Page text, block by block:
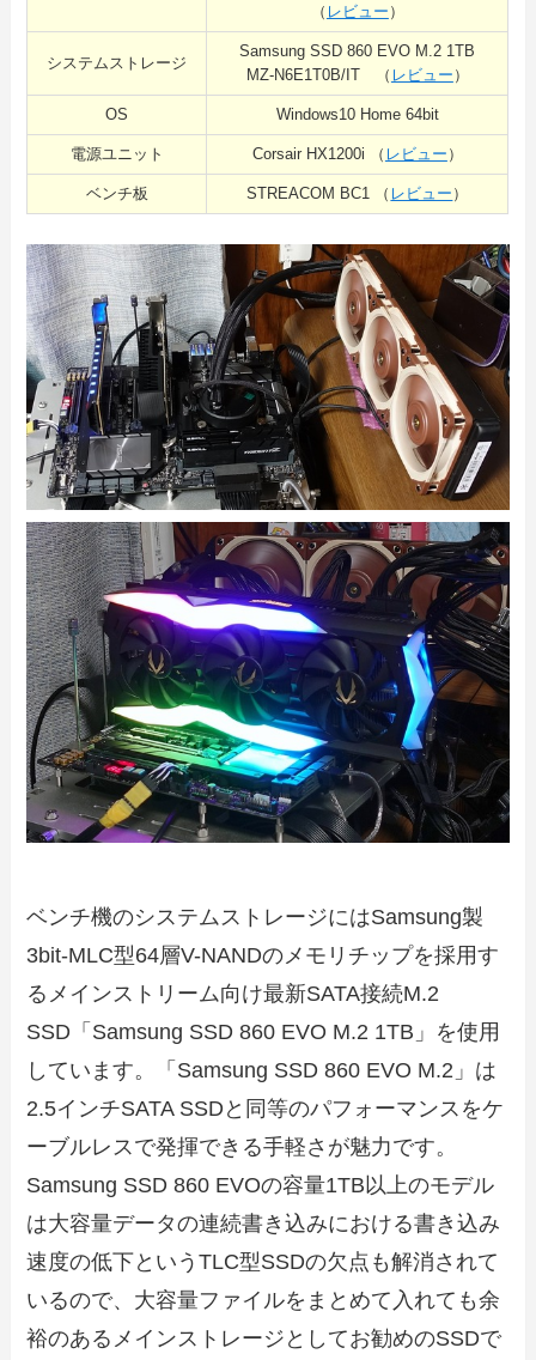
（ レビュー ）
システムストレージ
Samsung SSD 860 EVO M.2 1TB
MZ-N6E1T0B/IT （ レビュー ）
OS Windows10 Home 64bit
電源ユニット Corsair HX1200i （ レビュー ）
ベンチ板 STREACOM BC1 （ レビュー ）
ベンチ機のシステムストレージにはSamsung製
3bit-MLC型64層V-NANDのメモリチップを採用す
るメインストリーム向け最新SATA接続M.2
SSD「Samsung SSD 860 EVO M.2 1TB」を使用
しています。「Samsung SSD 860 EVO M.2」は
2.5インチSATA SSDと同等のパフォーマンスをケ
ーブルレスで発揮できる手軽さが魅力です。
Samsung SSD 860 EVOの容量1TB以上のモデル
は大容量データの連続書き込みにおける書き込み
速度の低下というTLC型SSDの欠点も解消されて
いるので、大容量ファイルをまとめて入れても余
裕のあるメインストレージとしてお勧めのSSDで